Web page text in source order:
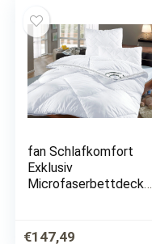
fan Schlafkomfort
Exklusiv
Microfaserbettdecke
Baumwollbezug«,
€147,49